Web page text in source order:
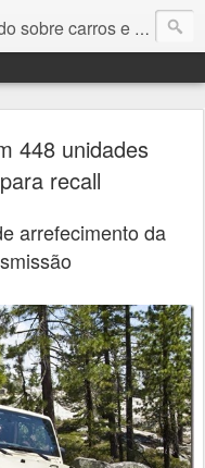
sobre carros e motores
448 unidades
recall
arrefecimento da